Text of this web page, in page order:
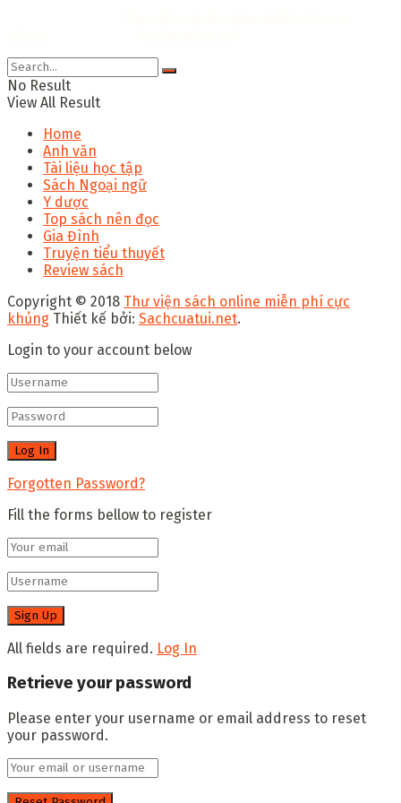
No Result
View All Result
Home
Anh văn
Tài liệu học tập
Sách Ngoại ngữ
Y dược
Top sách nên đọc
Gia Đình
Truyện tiểu thuyết
Review sách
Copyright © 2018 Thư viện sách online miễn phí cực
khủng Thiết kế bởi: Sachcuatui.net.
Login to your account below
Forgotten Password?
Fill the forms bellow to register
All fields are required. Log In
Retrieve your password
Please enter your username or email address to reset
your password.